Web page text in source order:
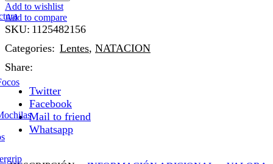
Add to wishlist
Add to compare
SKU: 1125482156
Categories: Lentes, NATACION
Share:
Twitter
Facebook
Mail to friend
Whatsapp